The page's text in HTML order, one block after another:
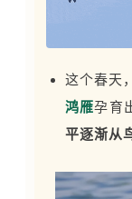
这个春天
鸿雁孕育
平逐渐从